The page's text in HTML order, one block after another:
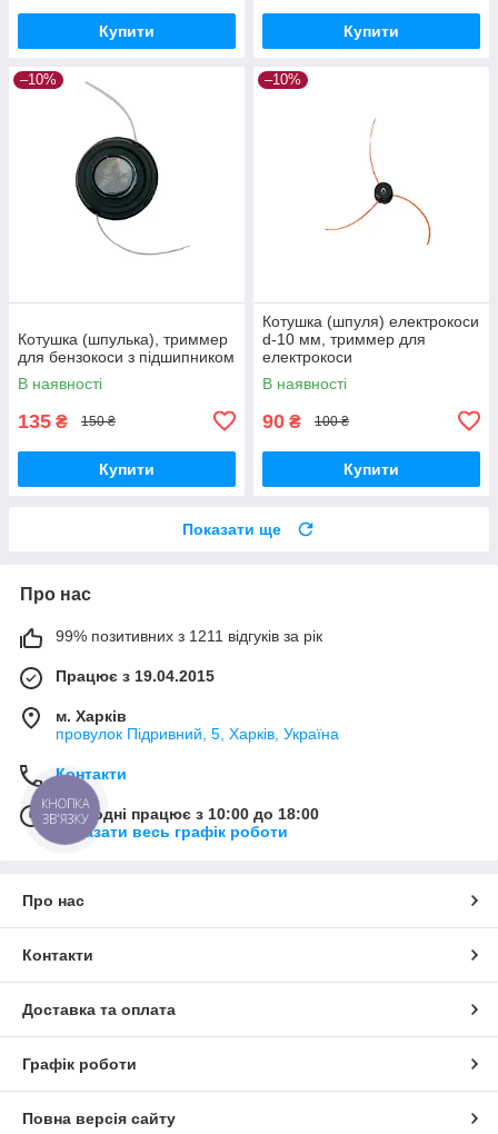
Купити Купити
–10%
Котушка (шпулька), триммер
для бензокоси з підшипником
В наявності
135 ₴ 150 ₴
Купити
–10%
Котушка (шпуля) електрокоси
d-10 мм, триммер для
електрокоси
В наявності
90 ₴ 100 ₴
Купити
Показати ще
Про нас
99% позитивних з 1211 відгуків за рік
Працює з 19.04.2015
м. Харків
провулок Підривний, 5, Харків, Україна
Контакти
Сьогодні працює з 10:00 до 18:00
Показати весь графік роботи
Про нас
Контакти
Доставка та оплата
Графік роботи
Повна версія сайту
КНОПКА
ЗВ'ЯЗКУ